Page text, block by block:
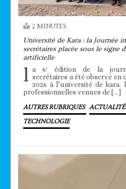
2 MINUTES
Université de Kara : la Journée
secrétaires placée sous le signe
artificielle
l a 6ᵉ édition de la
secrétaires a été observé en
2026 à l’université de kara.
professionnelles venues de […]
AUTRES RUBRIQUES
TECHNOLOGIE